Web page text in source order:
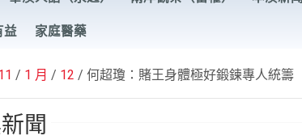
益 家庭醫藥
1 月 12 何超瓊：賭王身體極好鍛鍊專人統籌
聞